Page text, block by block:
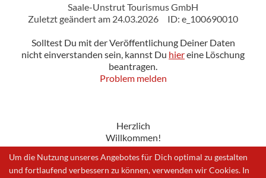
Saale-Unstrut Tourismus GmbH
Zuletzt geändert am 24.03.2026
ID: e_100690010
Solltest Du mit der Veröffentlichung Deiner Daten
nicht einverstanden sein, kannst Du hiereine Löschung
beantragen.
Problem melden
Herzlich
Willkommen!
Um die Nutzung unseres Angebotes für Dich optimal zu gestalten
und fortlaufend verbessern zu können, verwenden wir Cookies. In